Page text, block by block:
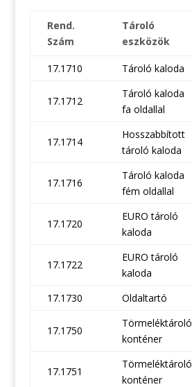
Rend.
Szám
Tároló
eszközök
17.1710 Tároló kaloda
17.1712
Tároló kaloda
fa oldallal
17.1714
Hosszabbított
tároló kaloda
17.1716
Tároló kaloda
fém oldallal
17.1720
EURO tároló
kaloda
17.1722
EURO tároló
kaloda
17.1730 Oldaltartó
17.1750
Törmeléktároló
konténer
17.1751
Törmeléktároló
konténer